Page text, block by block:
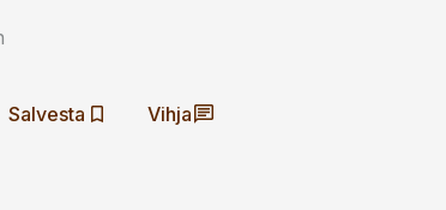
Salvesta Vihja